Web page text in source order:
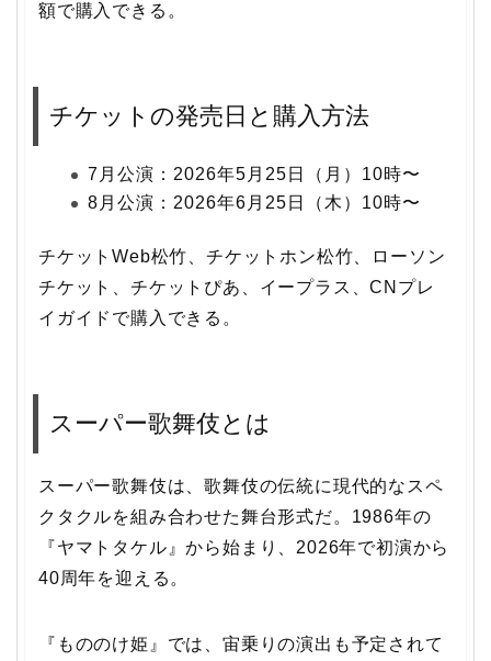
額で購入できる。
チケットの発売日と購入方法
7月公演：2026年5月25日（月）10時〜
8月公演：2026年6月25日（木）10時〜
チケットWeb松竹、チケットホン松竹、ローソン
チケット、チケットぴあ、イープラス、CNプレ
イガイドで購入できる。
スーパー歌舞伎とは
スーパー歌舞伎は、歌舞伎の伝統に現代的なスペ
クタクルを組み合わせた舞台形式だ。1986年の
『ヤマトタケル』から始まり、2026年で初演から
40周年を迎える。
『もののけ姫』では、宙乗りの演出も予定されて